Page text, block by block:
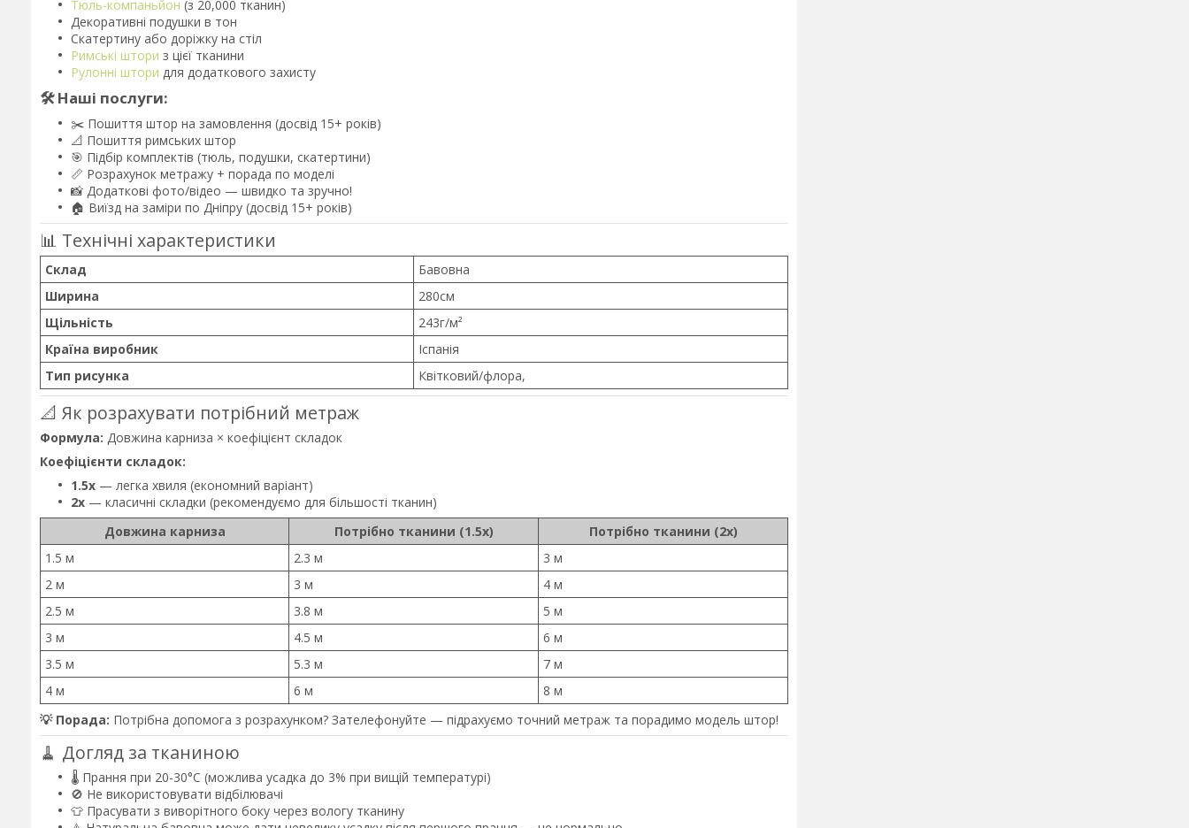
Тюль-компаньйон (з 20,000 тканин)
Декоративні подушки в тон
Скатертину або доріжку на стіл
Римські штори з цієї тканини
Рулонні штори для додаткового захисту
🛠️ Наші послуги:
✂️ Пошиття штор на замовлення (досвід 15+ років)
📐 Пошиття римських штор
🎯 Підбір комплектів (тюль, подушки, скатертини)
📏 Розрахунок метражу + порада по моделі
📸 Додаткові фото/відео — швидко та зручно!
🏠 Виїзд на заміри по Дніпру (досвід 15+ років)
📊 Технічні характеристики
Склад
Бавовна
Ширина
280см
Щільність
243г/м²
Країна виробник
Іспанія
Тип рисунка
Квітковий/флора,
📐 Як розрахувати потрібний метраж
Формула: Довжина карниза × коефіцієнт складок
Коефіцієнти складок:
1.5x — легка хвиля (економний варіант)
2x — класичні складки (рекомендуємо для більшості тканин)
Довжина карниза
Потрібно тканини (1.5x)
Потрібно тканини (2x)
1.5 м
2.3 м
3 м
2 м
3 м
4 м
2.5 м
3.8 м
5 м
3 м
4.5 м
6 м
3.5 м
5.3 м
7 м
4 м
6 м
8 м
💡 Порада: Потрібна допомога з розрахунком? Зателефонуйте — підрахуємо точний метраж та порадимо модель штор!
🧹 Догляд за тканиною
🌡️ Прання при 20-30°C (можлива усадка до 3% при вищій температурі)
🚫 Не використовувати відбілювачі
👕 Прасувати з виворітного боку через вологу тканину